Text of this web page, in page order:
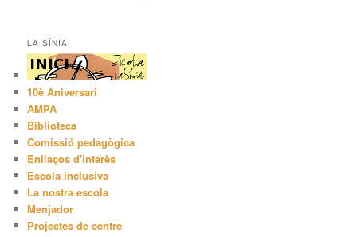
LA SÍNIA
10è Aniversari
AMPA
Biblioteca
Comissió pedagògica
Enllaços d'interès
Escola inclusiva
La nostra escola
Menjador
Projectes de centre